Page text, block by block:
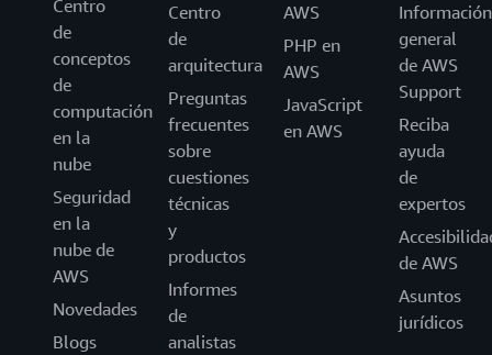
Centro
de
conceptos
de
computación
en la
nube
Seguridad
en la
nube de
AWS
Novedades
Blogs
Centro
de
arquitectura
Preguntas
frecuentes
sobre
cuestiones
técnicas
y
productos
Informes
de
analistas
AWS
PHP en
AWS
JavaScript
en AWS
Información
general
de AWS
Support
Reciba
ayuda
de
expertos
de AWS
Asuntos
jurídicos